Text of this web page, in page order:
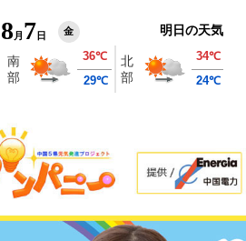
8 月 7 日 金 明日の天気